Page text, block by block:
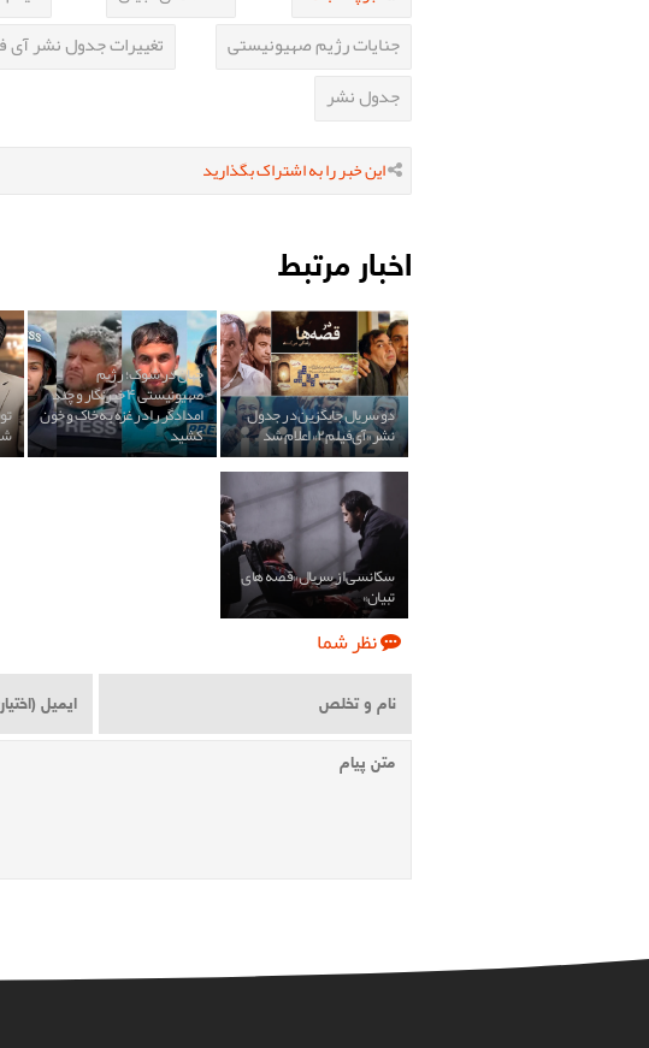
جنایات رژیم صهیونیستی
تغییرات جدول نشر آی
جدول نشر
این خبر را به اشتراک بگذارید
اخبار مرتبط
دو سریال جایگزین در جدول
نشر «آی‌فیلم ۲» اعلام شد
جهان در شوک؛ رژیم
صهیونیستی ۴ خبرنگار و چند
امدادگر را در غزه به خاک و خون
کشید
سکانسی از سریال «قصه های
تبیان»
نظر شما